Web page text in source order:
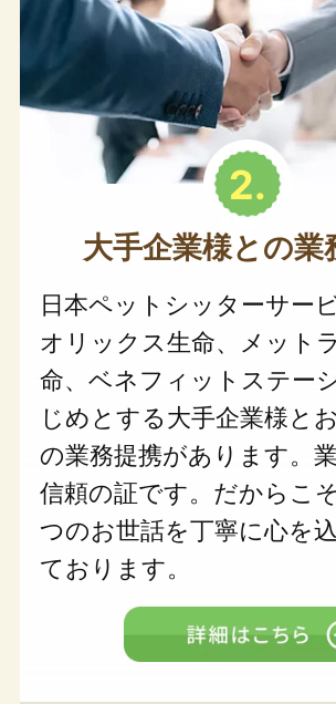
大手企業様との業
日本ペットシッターサー
オリックス生命、メット
命、ベネフィットステー
じめとする大手企業様と
の業務提携があります。
信頼の証です。だからこ
つのお世話を丁寧に心を
ております。